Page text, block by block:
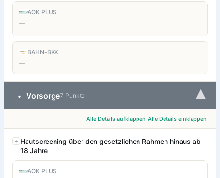
AOK PLUS
—
BAHN-BKK
—
• Vorsorge7 Punkte ▾
Alle Details aufklappen Alle Details einklappen
Hautscreening über den gesetzlichen Rahmen hinaus ab
18 Jahre
AOK PLUS